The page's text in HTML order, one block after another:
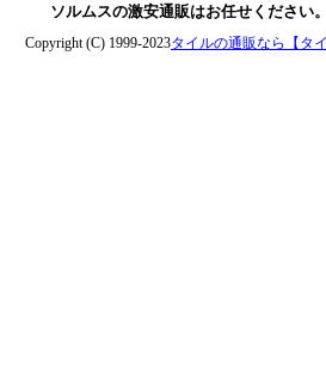
Copyright (C) 1999-2023タイルの通販なら【タ
ソルムスの激安通販はお任せください。